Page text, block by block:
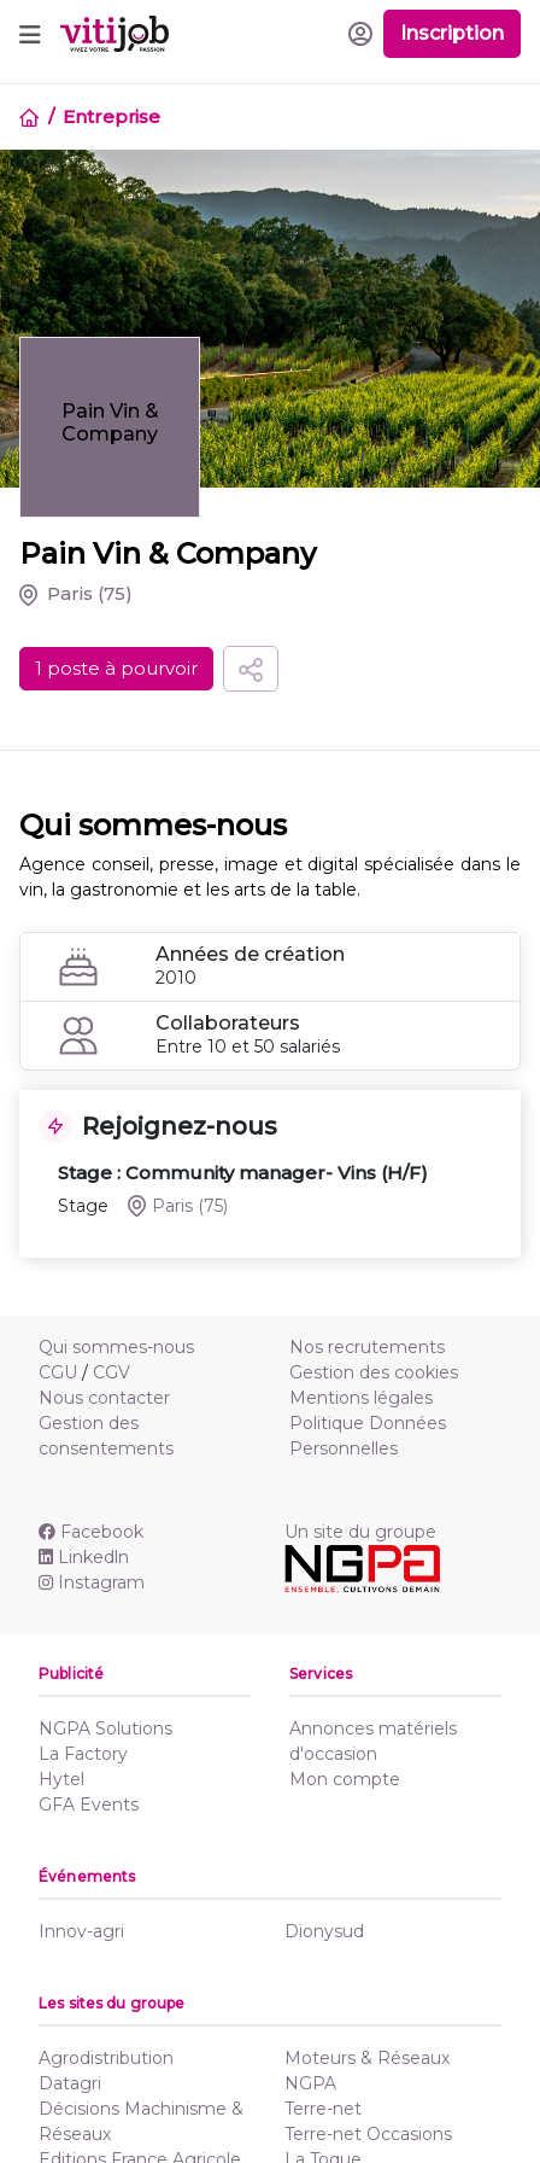
Inscription
Entreprise
Pain Vin &
Company
Pain Vin & Company
Paris (75)
1 poste à pourvoir
Qui sommes-nous
Agence conseil, presse, image et digital spécialisée dans le
vin, la gastronomie et les arts de la table.
Années de création
2010
Collaborateurs
Entre 10 et 50 salariés
Rejoignez-nous
Stage : Community manager- Vins (H/F)
Stage Paris (75)
Qui sommes-nous
CGU / CGV
Nous contacter
Gestion des
consentements
Nos recrutements
Gestion des cookies
Mentions légales
Politique Données
Personnelles
Facebook
Linkedln
Instagram
Un site du groupe
Publicité
NGPA Solutions
La Factory
Hytel
GFA Events
Services
Annonces matériels
d'occasion
Mon compte
Événements
Innov-agri Dionysud
Les sites du groupe
Agrodistribution
Datagri
Décisions Machinisme &
Réseaux
Moteurs & Réseaux
NGPA
Terre-net
Terre-net Occasions